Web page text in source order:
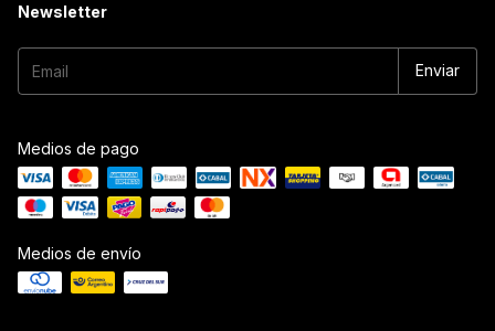
Newsletter
Medios de pago
Medios de envío